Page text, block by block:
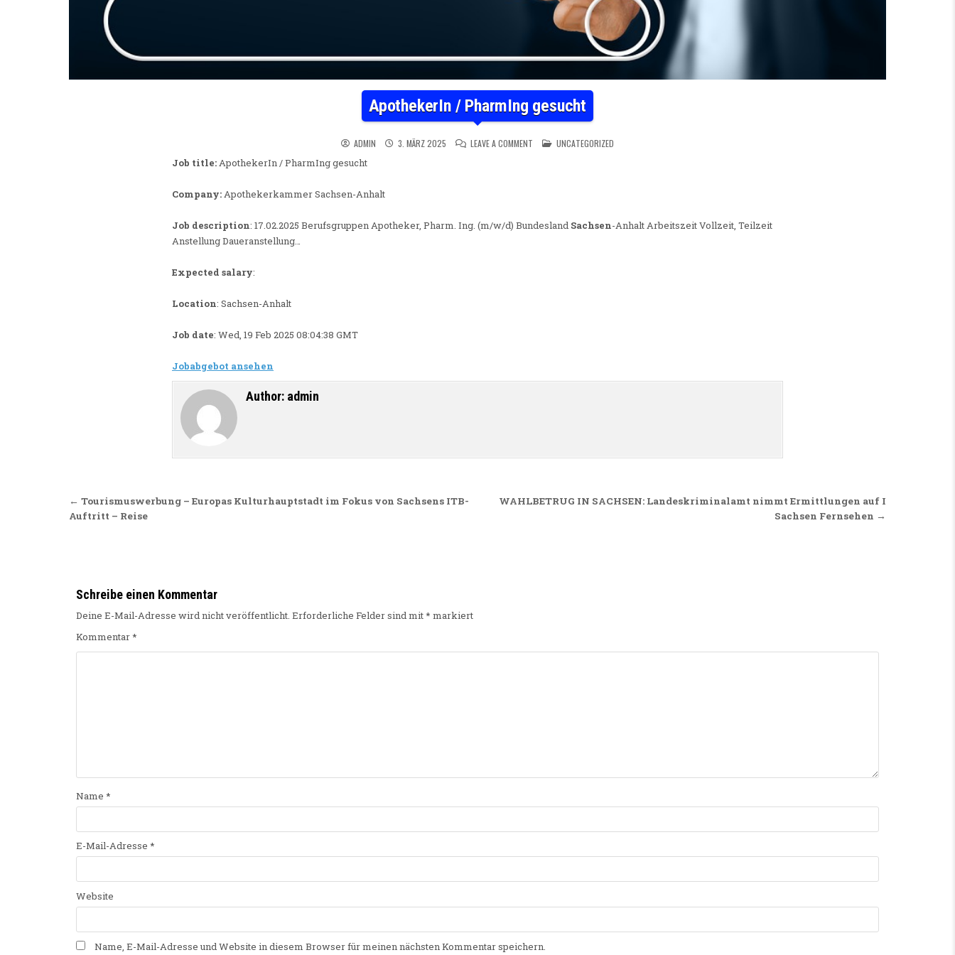
ApothekerIn / PharmIng gesucht
ADMIN 3. MÄRZ 2025 LEAVE A COMMENT ON APOTHEKERIN / PHARMING GESUCHT
POSTED IN
UNCATEGORIZED
Job title:ApothekerIn / PharmIng gesucht
Company:Apothekerkammer Sachsen-Anhalt
Job description: 17.02.2025 Berufsgruppen Apotheker, Pharm. Ing. (m/w/d) Bundesland Sachsen-Anhalt Arbeitszeit Vollzeit, Teilzeit
Anstellung Daueranstellung…
Expected salary:
Location: Sachsen-Anhalt
Job date: Wed, 19 Feb 2025 08:04:38 GMT
Jobabgebot ansehen
Author: admin
Beitragsnavigation
WAHLBETRUG IN SACHSEN: Landeskriminalamt nimmt Ermittlungen auf I
Sachsen Fernsehen →
← Tourismuswerbung – Europas Kulturhauptstadt im Fokus von Sachsens ITB-
Auftritt – Reise
Schreibe einen Kommentar
Deine E-Mail-Adresse wird nicht veröffentlicht. Erforderliche Felder sind mit* markiert
Kommentar*
Name *
E-Mail-Adresse *
Website
Name, E-Mail-Adresse und Website in diesem Browser für meinen nächsten Kommentar speichern.